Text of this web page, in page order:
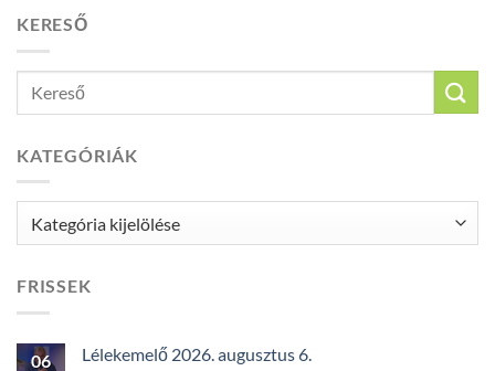
KERESŐ
KATEGÓRIÁK
FRISSEK
06 Lélekemelő 2026. augusztus 6.